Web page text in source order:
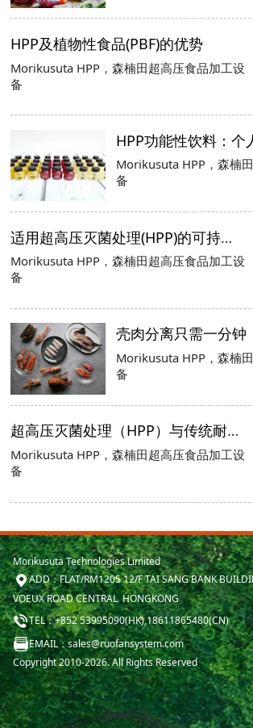
HPP及植物性食品(PBF)的优势
Morikusuta HPP，森楠田超高压食品加工设
备
Morikusuta HPP，森楠
备
适用超高压灭菌处理(HPP)的可持续封装选择
Morikusuta HPP，森楠田超高压食品加工设
备
Morikusuta HPP，森楠
备
超高压灭菌处理（HPP）与传统耐储存方式比较
Morikusuta HPP，森楠田超高压食品加工设
备
Morikusuta Technologies Limited
ADD：FLAT/RM1205 12/F TAI SANG BANK
VOEUX ROAD CENTRAL HONGKONG
TEL：+852 53995090(HK),18611865480(CN)
EMAIL：sales@ruofansystem.com
Copyright 2010-2026. All Rights Reserved